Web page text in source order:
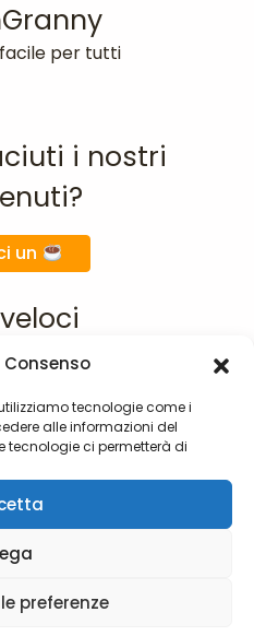
tecnologie come i
alle informazioni del
tecnologie ci permetterà di
ritirare il consenso può influire
e funzioni.
preferenze
per tutti
i nostri
un
- Made with